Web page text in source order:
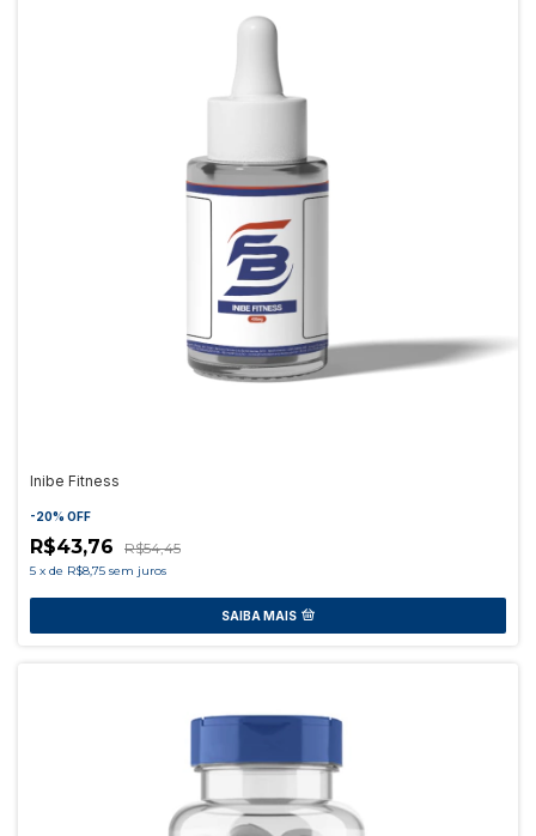
Inibe Fitness
-20% OFF
R$43,76 R$54,45
5 x de R$8,75 sem juros
SAIBA MAIS